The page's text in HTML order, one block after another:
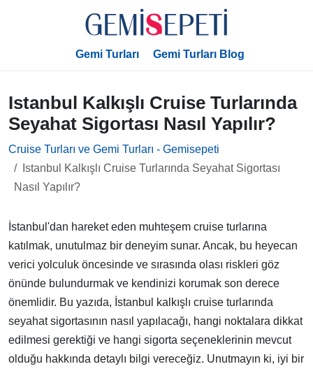
Gemi Turları Gemi Turları Blog
Istanbul Kalkışlı Cruise Turlarında
Seyahat Sigortası Nasıl Yapılır?
Cruise Turları ve Gemi Turları - Gemisepeti
Istanbul Kalkışlı Cruise Turlarında Seyahat Sigortası
Nasıl Yapılır?
İstanbul'dan hareket eden muhteşem cruise turlarına
katılmak, unutulmaz bir deneyim sunar. Ancak, bu heyecan
verici yolculuk öncesinde ve sırasında olası riskleri göz
önünde bulundurmak ve kendinizi korumak son derece
önemlidir. Bu yazıda, İstanbul kalkışlı cruise turlarında
seyahat sigortasının nasıl yapılacağı, hangi noktalara dikkat
edilmesi gerektiği ve hangi sigorta seçeneklerinin mevcut
olduğu hakkında detaylı bilgi vereceğiz. Unutmayın ki, iyi bir